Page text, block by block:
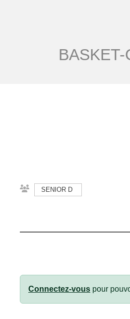
SENIOR D
Connectez-vous pour